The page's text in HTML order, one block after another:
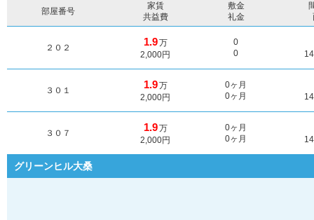
部屋番号
家賃
共益費
敷金
礼金
２０２ 1.9万
2,000円
0
0
３０１ 1.9万
2,000円
0ヶ月
0ヶ月
３０７ 1.9万
2,000円
0ヶ月
0ヶ月
グリーンヒル大桑